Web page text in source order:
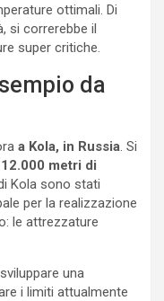
ottimali. Di
si correrebbe il
super critiche.
da
a Kola, in Russia . Si
metri di
Kola sono stati
per la realizzazione
le attrezzature
una
i limiti attualmente